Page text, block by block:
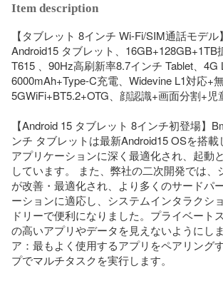
Item description
【タブレット 8インチ Wi-Fi/SIM通話モデ
Android15 タブレット、16GB+128GB+1TB
T615 、90Hz高刷新率8.7インチ Tablet、4G
6000mAh+Type-C充電、Widevine L1対応+無
5GWiFi+BT5.2+OTG、顔認識+画面分割+児
【Android 15 タブレット 8インチ初登場】
ンチ タブレットは最新Android15 OSを搭
アプリケーションに深く最適化され、起動
しています。 また、弊社の二次開発では、
が改善・最適化され、より多くのサードパ
ーションに適応し、システムインタラクシ
ドリーで便利になりました。プライベート
の高いアプリやデータを見えないようにし
ア：最もよく使用するアプリをペアリング
プでマルチタスクを実行します。